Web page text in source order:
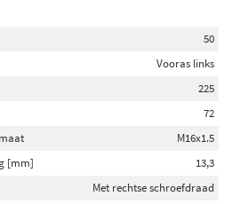
50
Vooras links
225
72
M16x1.5
[mm]
13,3
Met rechtse schroefdraad